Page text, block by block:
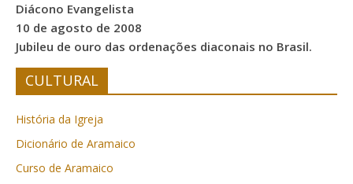
Diácono Evangelista
10 de agosto de 2008
Jubileu de ouro das ordenações diaconais no Brasil.
CULTURAL
História da Igreja
Dicionário de Aramaico
Curso de Aramaico